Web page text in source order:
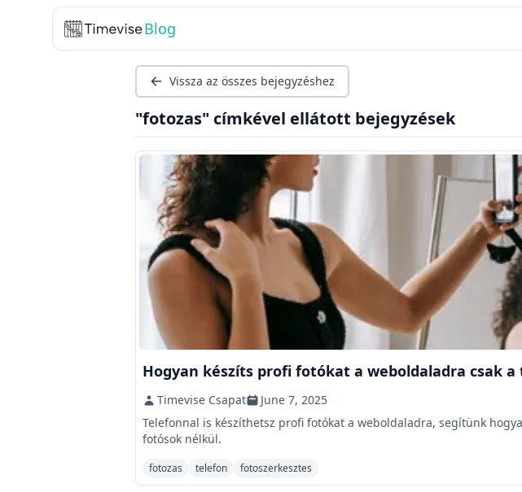
Blog
Vissza az összes bejegyzéshez
"fotozas" címkével ellátott bejegyzések
Hogyan készíts profi fotókat a weboldaladra csak
Timevise Csapat
June 7, 2025
Telefonnal is készíthetsz profi fotókat a weboldaladra, segítünk
fotósok nélkül.
fotozas telefon fotoszerkesztes